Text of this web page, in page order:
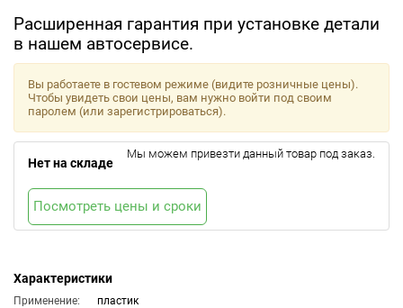
Расширенная гарантия при установке детали
в нашем автосервисе.
Характеристики
Применение:
пластик
Вы работаете в гостевом режиме (видите розничные цены).
Чтобы увидеть свои цены, вам нужно войти под своим
паролем (или зарегистрироваться).
Нет на складе
Мы можем привезти данный товар под заказ.
Посмотреть цены и сроки